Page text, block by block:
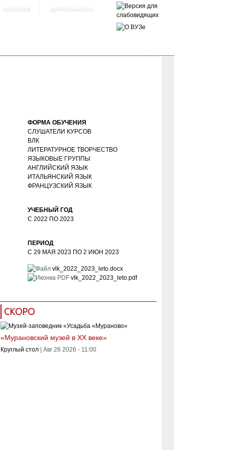
культура деятельность
ФОРМА ОБУЧЕНИЯ
СЛУШАТЕЛИ КУРСОВ
ВЛК
ЛИТЕРАТУРНОЕ ТВОРЧЕСТВО
ЯЗЫКОВЫЕ ГРУППЫ
АНГЛИЙСКИЙ ЯЗЫК
ИТАЛЬЯНСКИЙ ЯЗЫК
ФРАНЦУЗСКИЙ ЯЗЫК
УЧЕБНЫЙ ГОД
С2022 ПО2023
ПЕРИОД
С29 МАЯ 2023 ПО2 ИЮН 2023
vlk_2022_2023_leto.docx
vlk_2022_2023_leto.pdf
СКОРО
«Мурановский музей в XX веке»
Круглый стол Авг 26 2026 - 11:00